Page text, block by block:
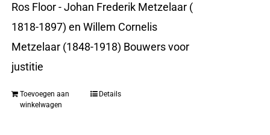
Ros Floor - Johan Frederik Metzelaar (
1818-1897) en Willem Cornelis
Metzelaar (1848-1918) Bouwers voor
justitie
Toevoegen aan
winkelwagen
Details